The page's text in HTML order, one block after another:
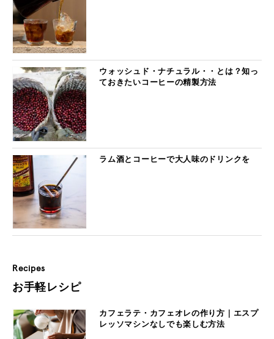
ウォッシュド・ナチュラル・・とは？知っ
ておきたいコーヒーの精製方法
ラム酒とコーヒーで大人味のドリンクを
Recipes
お手軽レシピ
カフェラテ・カフェオレの作り方｜エスプ
レッソマシンなしでも楽しむ方法